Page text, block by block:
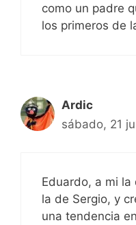
como un padre
los primeros de
Ardic
sábado, 21
Eduardo, a mi la
la de Sergio, y
una tendencia